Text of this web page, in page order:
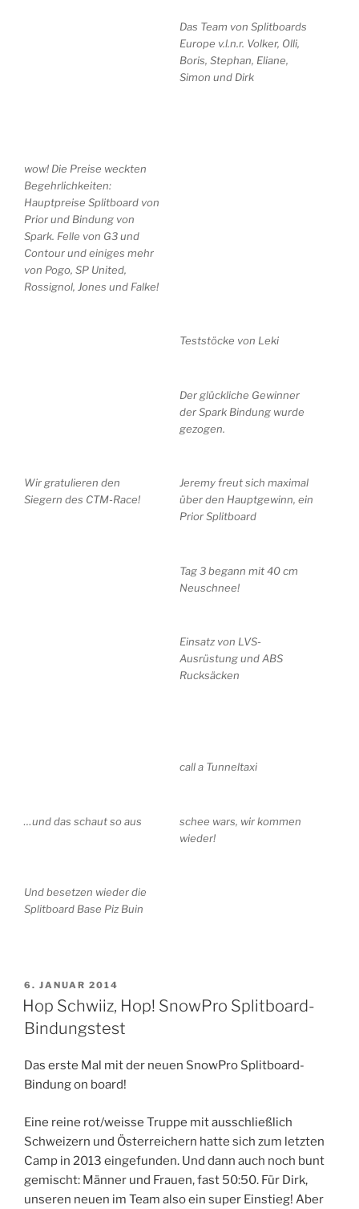
Das Team von Splitboards
Europe v.l.n.r. Volker, Olli,
Boris, Stephan, Eliane,
Simon und Dirk
wow! Die Preise weckten
Begehrlichkeiten:
Hauptpreise Splitboard von
Prior und Bindung von
Spark. Felle von G3 und
Contour und einiges mehr
von Pogo, SP United,
Rossignol, Jones und Falke!
Teststöcke von Leki
Der glückliche Gewinner
der Spark Bindung wurde
gezogen.
Wir gratulieren den
Siegern des CTM-Race!
Jeremy freut sich maximal
über den Hauptgewinn, ein
Prior Splitboard
Tag 3 begann mit 40 cm
Neuschnee!
Einsatz von LVS-
Ausrüstung und ABS
Rucksäcken
call a Tunneltaxi
…und das schaut so aus
schee wars, wir kommen
wieder!
Und besetzen wieder die
Splitboard Base Piz Buin
VERÖFFENTLICHT
AM
6. JANUAR 2014
Hop Schwiiz, Hop! SnowPro Splitboard-
Bindungstest
Das erste Mal mit der neuen SnowPro Splitboard-
Bindung on board!
Eine reine rot/weisse Truppe mit ausschließlich
Schweizern und Österreichern hatte sich zum letzten
Camp in 2013 eingefunden. Und dann auch noch bunt
gemischt: Männer und Frauen, fast 50:50. Für Dirk,
unseren neuen im Team also ein super Einstieg! Aber